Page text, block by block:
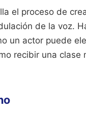
el proceso de
de la voz.
un actor puede
recibir una